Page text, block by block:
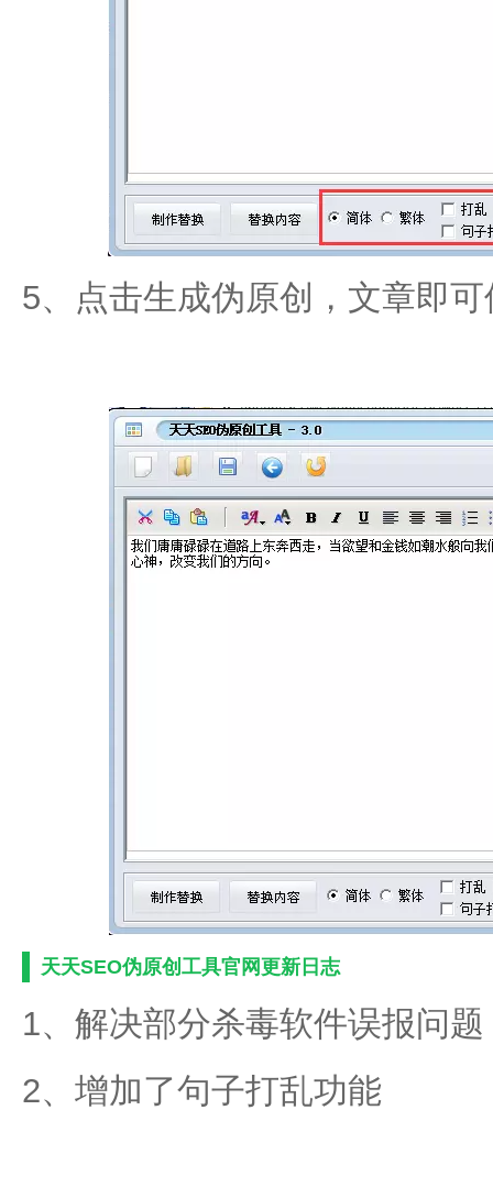
5、点击生成伪原创，文章即
天天SEO伪原创工具官网更新日志
1、解决部分杀毒软件误报问题
2、增加了句子打乱功能